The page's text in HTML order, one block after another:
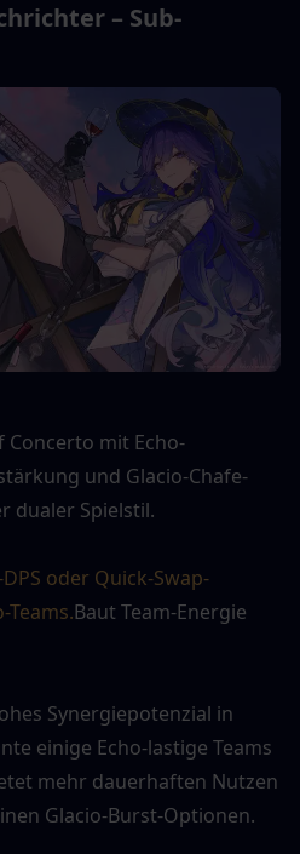
– Sub-
Concerto mit Echo-
und Glacio-Chafe-
dualer Spielstil.
oder Quick-Swap-
Baut Team-Energie
Synergiepotenzial in
einige Echo-lastige Teams
mehr dauerhaften Nutzen
Glacio-Burst-Optionen.